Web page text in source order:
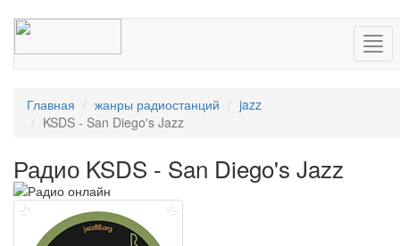
Главная жанры радиостанций
jazz
KSDS - San Diego's Jazz
Радио KSDS - San Diego's Jazz